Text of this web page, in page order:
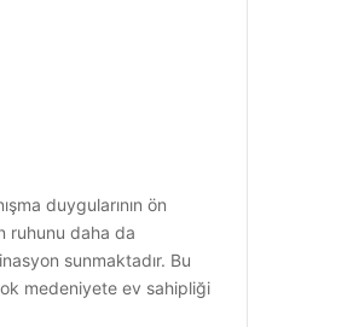
duygularının ön
ruhunu daha da
sunmaktadır. Bu
medeniyete ev sahipliği